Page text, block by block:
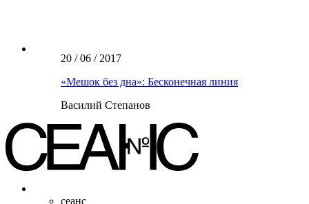
20 / 06 / 2017
«Мешок без дна»: Бесконечная линия
Василий Степанов
сеанс